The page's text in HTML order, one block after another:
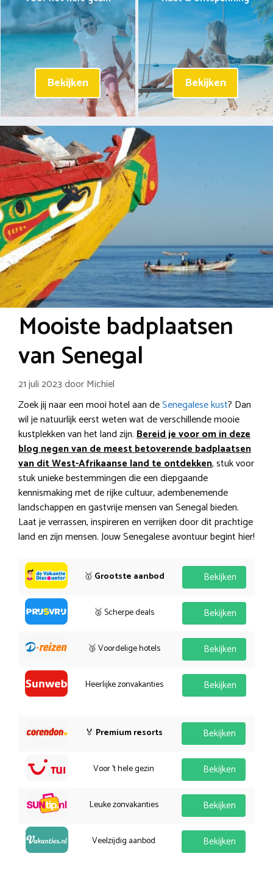
Bekijken Bekijken
Mooiste badplaatsen
van Senegal
21 juli 2023doorMichiel
Zoek jij naar een mooi hotel aan deSenegalese kust? Dan
wil je natuurlijk eerst weten wat de verschillende mooie
kustplekken van het land zijn.Bereid je voor om in deze
blog negen van de meest betoverende badplaatsen
van dit West-Afrikaanse land te ontdekken, stuk voor
stuk unieke bestemmingen die een diepgaande
kennismaking met de rijke cultuur, adembenemende
landschappen en gastvrije mensen van Senegal bieden.
Laat je verrassen, inspireren en verrijken door dit prachtige
land en zijn mensen. Jouw Senegalese avontuur begint hier!
🥇 Grootste aanbod Bekijken
🥈 Scherpe deals Bekijken
🥉 Voordelige hotels Bekijken
Heerlijke zonvakanties Bekijken
🏅 Premium resorts Bekijken
Voor 't hele gezin Bekijken
Leuke zonvakanties Bekijken
Veelzijdig aanbod Bekijken